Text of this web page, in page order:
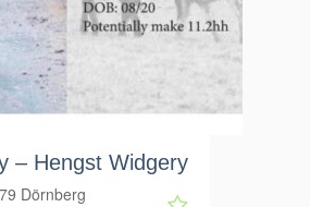
– Hengst Widgery
Dörnberg